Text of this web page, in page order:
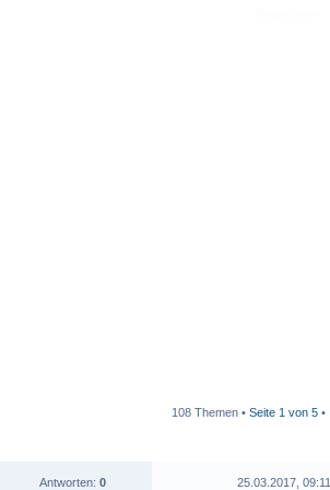
108 Themen • Seite 1 von 5•
Antworten:0
25.03.2017, 09:11